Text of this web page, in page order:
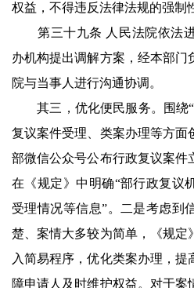
权益，不得违反法律法规的强制
第三十九条 人民法院依法进
办机构提出调解方案，经本部门
院与当事人进行沟通协调。
其三，优化便民服务。围绕“
复议案件受理、类案办理等方面
部微信公众号公布行政复议案件
在《规定》中明确“部行政复议
受理情况等信息”。二是考虑到
楚、案情大多较为简单，《规定
入简易程序，优化类案办理，
障申请人及时维护权益。对于案